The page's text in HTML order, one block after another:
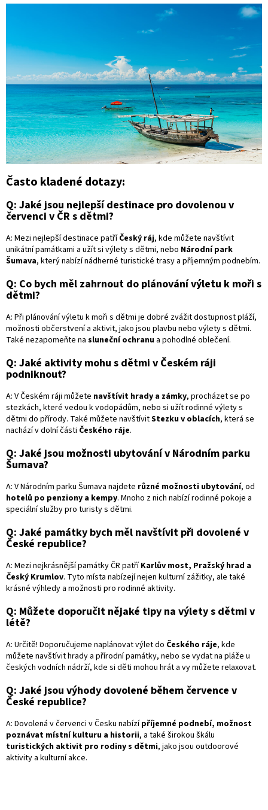
Často kladené dotazy:
Q: Jaké jsou nejlepší destinace pro dovolenou v
červenci v ČR s dětmi?
A: Mezi nejlepší destinace patříČeský ráj, kde můžete navštívit
unikátní památkami a užít si výlety s dětmi, nebo Národní park
Šumava, který nabízí nádherné turistické trasy a příjemným podnebím.
Q: Co bych měl zahrnout do plánování výletu k moři s
dětmi?
A: Při plánování výletu k moři s dětmi je dobré zvážit dostupnost pláží,
možnosti občerstvení a aktivit, jako jsou plavbu nebo výlety s dětmi.
Také nezapomeňte na sluneční ochranu a pohodlné oblečení.
Q: Jaké aktivity mohu s dětmi v Českém ráji
podniknout?
A: V Českém ráji můžete navštívit hrady a zámky, procházet se po
stezkách, které vedou k vodopádům, nebo si užít rodinné výlety s
dětmi do přírody. Také můžete navštívitStezku v oblacích, která se
nachází v dolní části Českého ráje.
Q: Jaké jsou možnosti ubytování v Národním parku
Šumava?
A: V Národním parku Šumava najdete různé možnosti ubytování, od
hotelů po penziony a kempy. Mnoho z nich nabízí rodinné pokoje a
speciální služby pro turisty s dětmi.
Q: Jaké památky bych měl navštívit při dovolené v
České republice?
A: Mezi nejkrásnější památky ČR patříKarlův most, Pražský hrad a
Český Krumlov. Tyto místa nabízejí nejen kulturní zážitky, ale také
krásné výhledy a možnosti pro rodinné aktivity.
Q: Můžete doporučit nějaké tipy na výlety s dětmi v
létě?
A: Určitě! Doporučujeme naplánovat výlet do Českého ráje, kde
můžete navštívit hrady a přírodní památky, nebo se vydat na pláže u
českých vodních nádrží, kde si děti mohou hrát a vy můžete relaxovat.
Q: Jaké jsou výhody dovolené během července v
České republice?
A: Dovolená v červenci v Česku nabízípříjemné podnebí, možnost
poznávat místní kulturu a historii, a také širokou škálu
turistických aktivit pro rodiny s dětmi, jako jsou outdoorové
aktivity a kulturní akce.